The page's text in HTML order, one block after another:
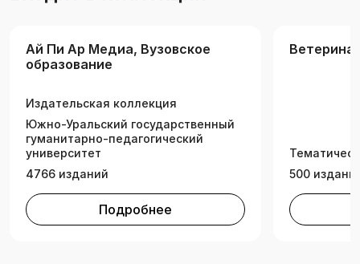
Ай Пи Ар Медиа, Вузовское
образование
Издательская коллекция
Южно-Уральский государственный
гуманитарно-педагогический
университет
4766 изданий
Подробнее
500